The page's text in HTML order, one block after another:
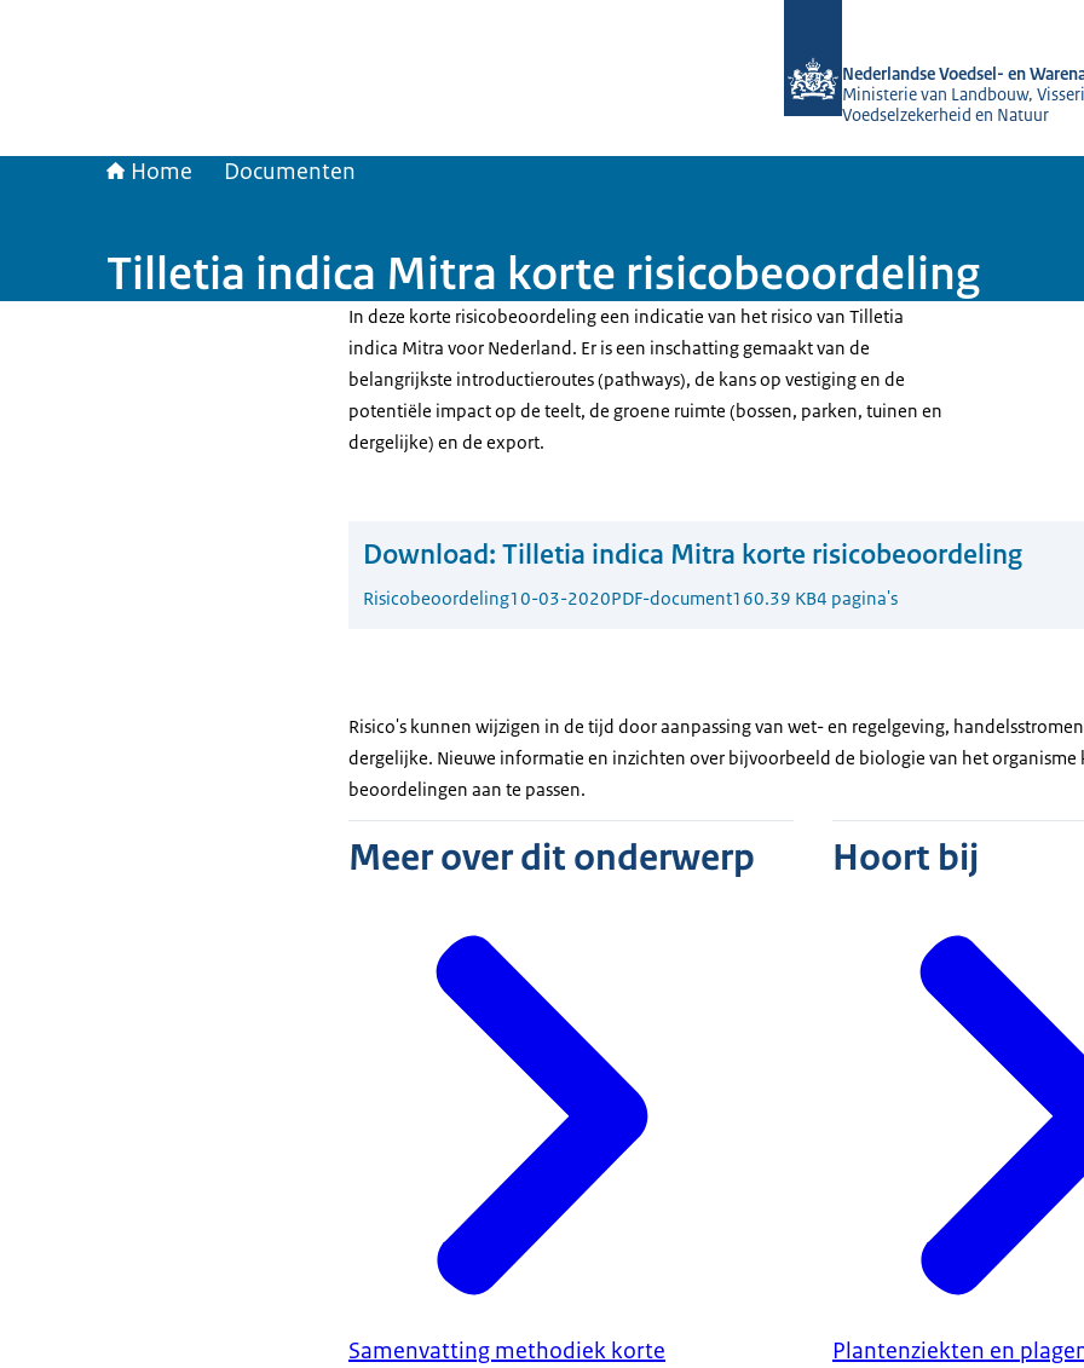
Nederlandse Voedsel- en
Ministerie van Landbouw,
Voedselzekerheid en Natuur
Home Documenten
Tilletia indica Mitra korte risicobeoordeling
In deze korte risicobeoordeling een indicatie van het risico van Tilletia
indica Mitra voor Nederland. Er is een inschatting gemaakt van de
belangrijkste introductieroutes (pathways), de kans op vestiging en de
potentiële impact op de teelt, de groene ruimte (bossen, parken, tuinen en
dergelijke) en de export.
Download: Tilletia indica Mitra korte risicobeoordeling
Risicobeoordeling10-03-2020PDF-document160.39 KB4 pagina's
Risico's kunnen wijzigen in de tijd door aanpassing van wet- en regelgeving,
dergelijke. Nieuwe informatie en inzichten over bijvoorbeeld de biologie van het
beoordelingen aan te passen.
Meer over dit onderwerp
Samenvatting methodiek korte
Hoort bij
Plantenziekten en